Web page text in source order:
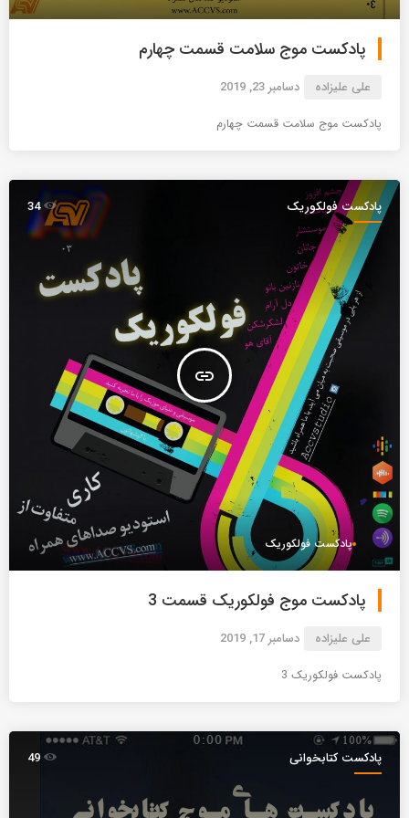
پادکست موج سلامت قسمت چهارم
علی علیزاده دسامبر 23, 2019
پادکست موج سلامت قسمت چهارم
پادکست فولکوریک
insert_link
34
پادکست فولکوریک
پادکست موج فولکوریک قسمت 3
علی علیزاده دسامبر 17, 2019
پادکست فولکوریک 3
پادکست کتابخوانی